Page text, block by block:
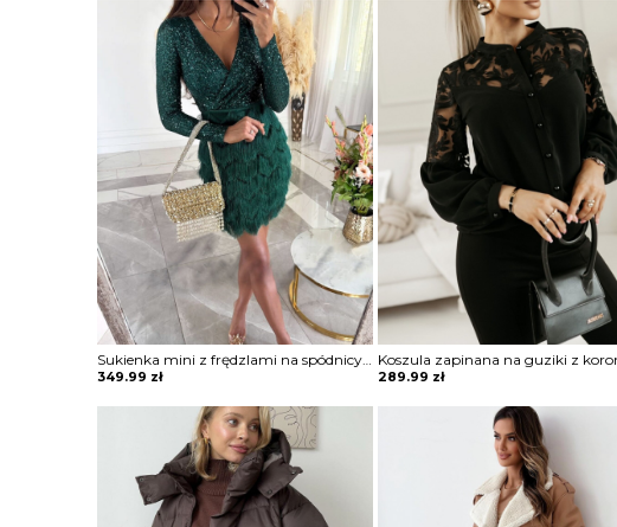
Sukienka mini z frędzlami na spódnicy Potita
349.99 zł 289.99 zł